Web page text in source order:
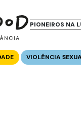
PIONEIROS NA
VIOLÊNCIA